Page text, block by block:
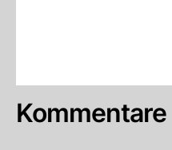
Kommentare